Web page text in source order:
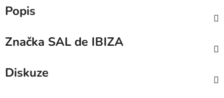
Popis
Značka SAL de IBIZA
Diskuze